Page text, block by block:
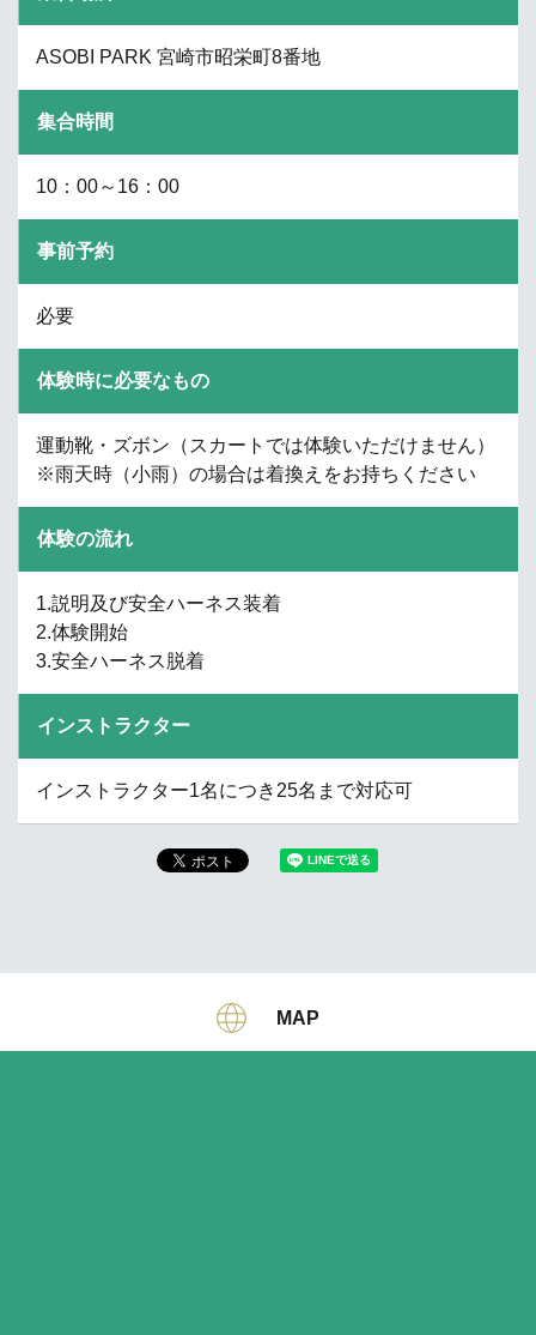
ASOBI PARK 宮崎市昭栄町8番地
集合時間
10：00～16：00
事前予約
必要
体験時に必要なもの
運動靴・ズボン（スカートでは体験いただけません）
※雨天時（小雨）の場合は着換えをお持ちください
体験の流れ
1.説明及び安全ハーネス装着
2.体験開始
3.安全ハーネス脱着
インストラクター
インストラクター1名につき25名まで対応可
MAP